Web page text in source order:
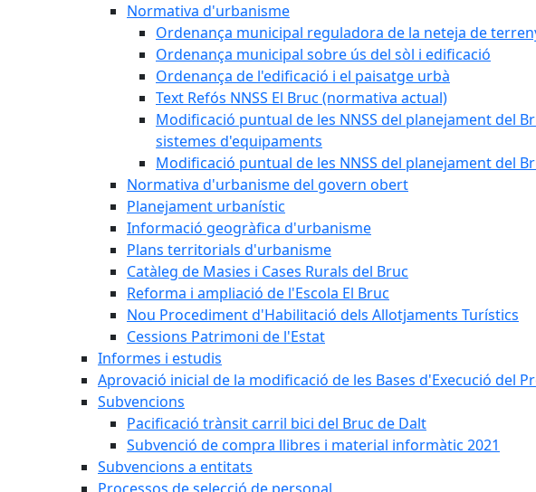
Normativa d'urbanisme
Ordenança municipal reguladora de la neteja de
Ordenança municipal sobre ús del sòl i edificació
Ordenança de l'edificació i el paisatge urbà
Text Refós NNSS El Bruc (normativa actual)
Modificació puntual de les NNSS del planejament del
sistemes d'equipaments
Modificació puntual de les NNSS del planejament del
Normativa d'urbanisme del govern obert
Planejament urbanístic
Informació geogràfica d'urbanisme
Plans territorials d'urbanisme
Catàleg de Masies i Cases Rurals del Bruc
Reforma i ampliació de l'Escola El Bruc
Nou Procediment d'Habilitació dels Allotjaments Turístics
Cessions Patrimoni de l'Estat
Informes i estudis
Aprovació inicial de la modificació de les Bases d'Execució del
Subvencions
Pacificació trànsit carril bici del Bruc de Dalt
Subvenció de compra llibres i material informàtic 2021
Subvencions a entitats